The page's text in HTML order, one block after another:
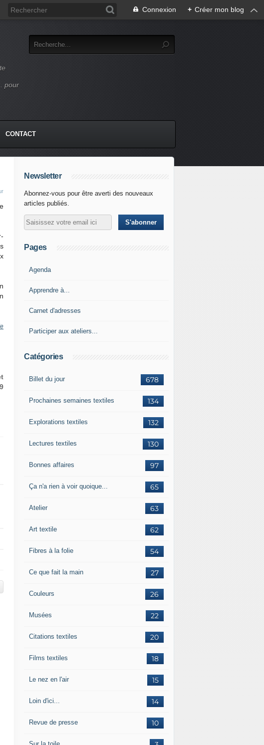
Connexion + Créer mon blog
pour
CONTACT
Newsletter
Abonnez-vous pour être averti des nouveaux
articles publiés.
Pages
Agenda
Apprendre à...
Carnet d'adresses
Participer aux ateliers...
Catégories
678
Billet du jour
134
Prochaines semaines textiles
132
Explorations textiles
130
Lectures textiles
97
Bonnes affaires
65
Ça n'a rien à voir quoique...
63
Atelier
62
Art textile
54
Fibres à la folie
27
Ce que fait la main
26
Couleurs
22
Musées
20
Citations textiles
18
Films textiles
15
Le nez en l'air
14
Loin d'ici...
10
Revue de presse
Sur la toile